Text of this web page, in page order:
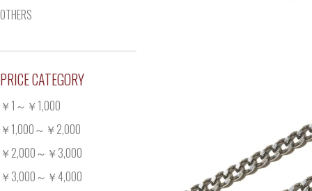
OTHERS
PRICE CATEGORY
￥1～￥1,000
￥1,000～￥2,000
￥2,000～￥3,000
￥3,000～￥4,000